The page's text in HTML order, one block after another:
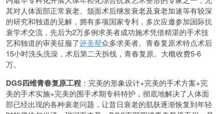
其对人体面部正常衰老、颔面术后继发衰老及衰老加速等有较深
的研究和独道的见解，拥有多项国家专利，多次应邀参加国际抗
衰学术交流，先后为2万多例求美者成功施术凭借精湛的手术技
艺和独道的审美征服了评美帮众多求美者。青春复原术特点术后
15小时洗头洗澡，术后第二天拆线，青春复原。大概收费5-6
万。
DGS四维青春复原工程 ：完美的形象设计+完美的手术方案+完
美的手术实施+完美的围手术期专科特护，彻底地解决了人体面
部已经出现的各种衰老问题，让昔日衰老的肌肤逐渐恢复到年轻